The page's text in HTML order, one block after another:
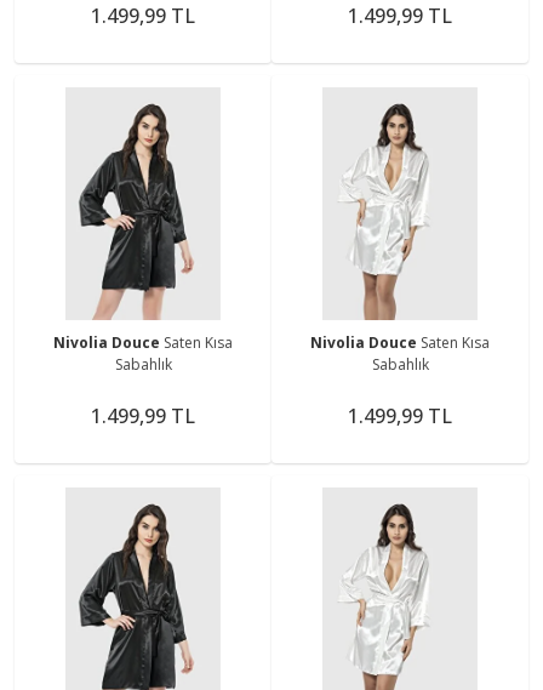
1.499,99 TL 1.499,99 TL
Nivolia Douce Saten Kısa
Sabahlık
1.499,99 TL
Nivolia Douce Saten Kısa
Sabahlık
1.499,99 TL